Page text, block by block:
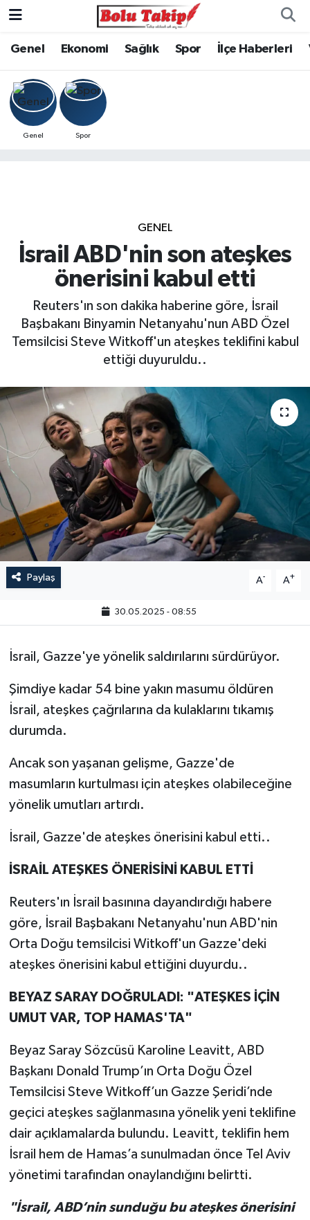
Genel Ekonomi Sağlık Spor İlçe Haberleri
Genel Spor
GENEL
İsrail ABD'nin son ateşkes
önerisini kabul etti
Reuters'ın son dakika haberine göre, İsrail
Başbakanı Binyamin Netanyahu'nun ABD Özel
Temsilcisi Steve Witkoff'un ateşkes teklifini kabul
ettiği duyuruldu..
Paylaş A- A+
30.05.2025 - 08:55
İsrail, Gazze'ye yönelik saldırılarını sürdürüyor.
Şimdiye kadar 54 bine yakın masumu öldüren
İsrail, ateşkes çağrılarına da kulaklarını tıkamış
durumda.
Ancak son yaşanan gelişme, Gazze'de
masumların kurtulması için ateşkes olabileceğine
yönelik umutları artırdı.
İsrail, Gazze'de ateşkes önerisini kabul etti..
İSRAİL ATEŞKES ÖNERİSİNİ KABUL ETTİ
Reuters'ın İsrail basınına dayandırdığı habere
göre, İsrail Başbakanı Netanyahu'nun ABD'nin
Orta Doğu temsilcisi Witkoff'un Gazze'deki
ateşkes önerisini kabul ettiğini duyurdu..
BEYAZ SARAY DOĞRULADI: "ATEŞKES İÇİN
UMUT VAR, TOP HAMAS'TA"
Beyaz Saray Sözcüsü Karoline Leavitt, ABD
Başkanı Donald Trump’ın Orta Doğu Özel
Temsilcisi Steve Witkoff’un Gazze Şeridi’nde
geçici ateşkes sağlanmasına yönelik yeni teklifine
dair açıklamalarda bulundu. Leavitt, teklifin hem
İsrail hem de Hamas’a sunulmadan önce Tel Aviv
yönetimi tarafından onaylandığını belirtti.
"İsrail, ABD’nin sunduğu bu ateşkes önerisini